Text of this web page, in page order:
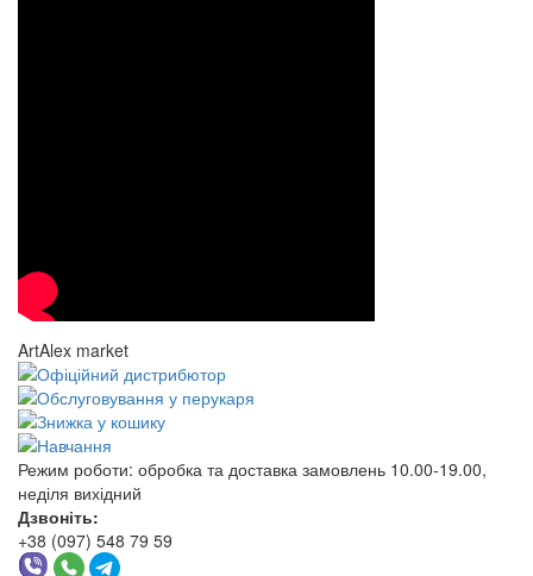
ArtAlex market
Режим роботи: обробка та доставка замовлень 10.00-19.00,
неділя вихідний
Дзвоніть:
+38 (097) 548 79 59